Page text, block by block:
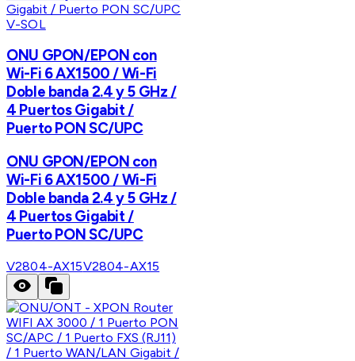
V-SOL
ONU GPON/EPON con
Wi-Fi 6 AX1500 / Wi-Fi
Doble banda 2.4 y 5 GHz /
4 Puertos Gigabit /
Puerto PON SC/UPC
ONU GPON/EPON con
Wi-Fi 6 AX1500 / Wi-Fi
Doble banda 2.4 y 5 GHz /
4 Puertos Gigabit /
Puerto PON SC/UPC
V2804-AX15V2804-AX15